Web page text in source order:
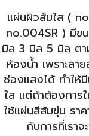
แผ่นผิวส้มใส (
no.004SR ) มีข
มิล 3 มิล 5 มิล ตา
ห้องน้ำ เพราะลา
ช่องแสงได้ ทำให้
ใส แต่ถ้าต้องการ
ใช้แผ่นสีส้มขุ่น รา
กับการที่เรา